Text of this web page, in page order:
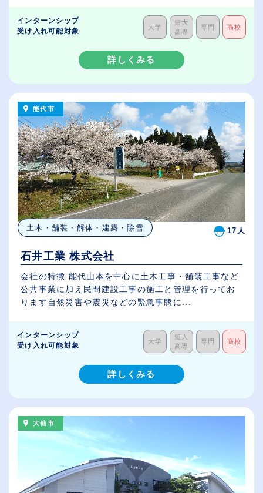
インターンシップ
受け入れ可能対象
大学
短大
高専
専門 高校
詳しくみる
能代市
土木・舗装・解体・建築・除雪 17人
石井工業 株式会社
会社の特徴 能代山本を中心に土木工事・舗装工事など
公共事業に加え民間建設工事の施工と管理を行ってお
ります自然災害や震災などの緊急事態に...
インターンシップ
受け入れ可能対象
大学
短大
高専
専門 高校
詳しくみる
大仙市